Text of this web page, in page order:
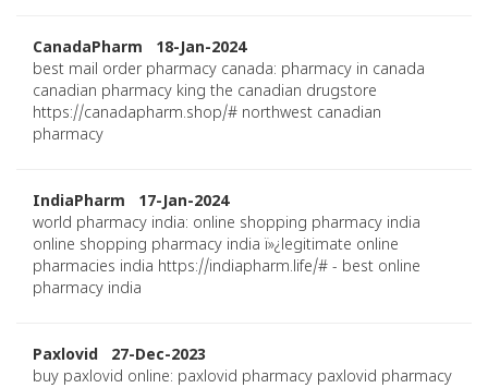
CanadaPharm 18-Jan-2024
best mail order pharmacy canada: pharmacy in canada
canadian pharmacy king the canadian drugstore
https://canadapharm.shop/# northwest canadian
pharmacy
IndiaPharm 17-Jan-2024
world pharmacy india: online shopping pharmacy india
online shopping pharmacy india ï»¿legitimate online
pharmacies india https://indiapharm.life/# - best online
pharmacy india
Paxlovid 27-Dec-2023
buy paxlovid online: paxlovid pharmacy paxlovid pharmacy